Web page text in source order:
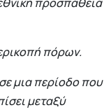
πόρων.
μια περίοδο που
μεταξύ